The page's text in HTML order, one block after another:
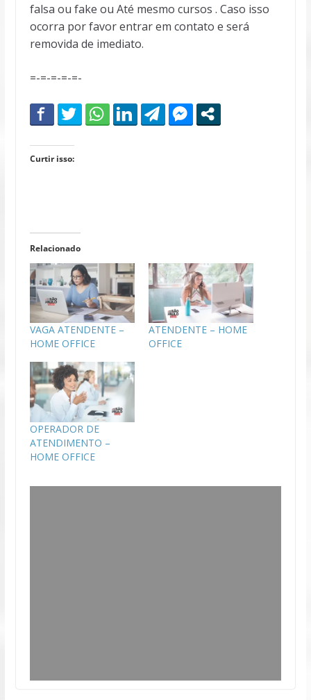
falsa ou fake ou Até mesmo cursos . Caso isso
ocorra por favor entrar em contato e será
removida de imediato.
=-=-=-=-=-
Curtir isso:
Relacionado
VAGA ATENDENTE –
HOME OFFICE
ATENDENTE – HOME
OFFICE
OPERADOR DE
ATENDIMENTO –
HOME OFFICE